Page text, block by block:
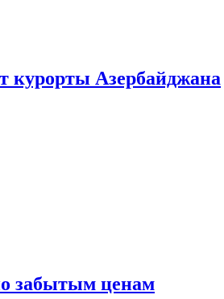
курорты Азербайджана
забытым ценам